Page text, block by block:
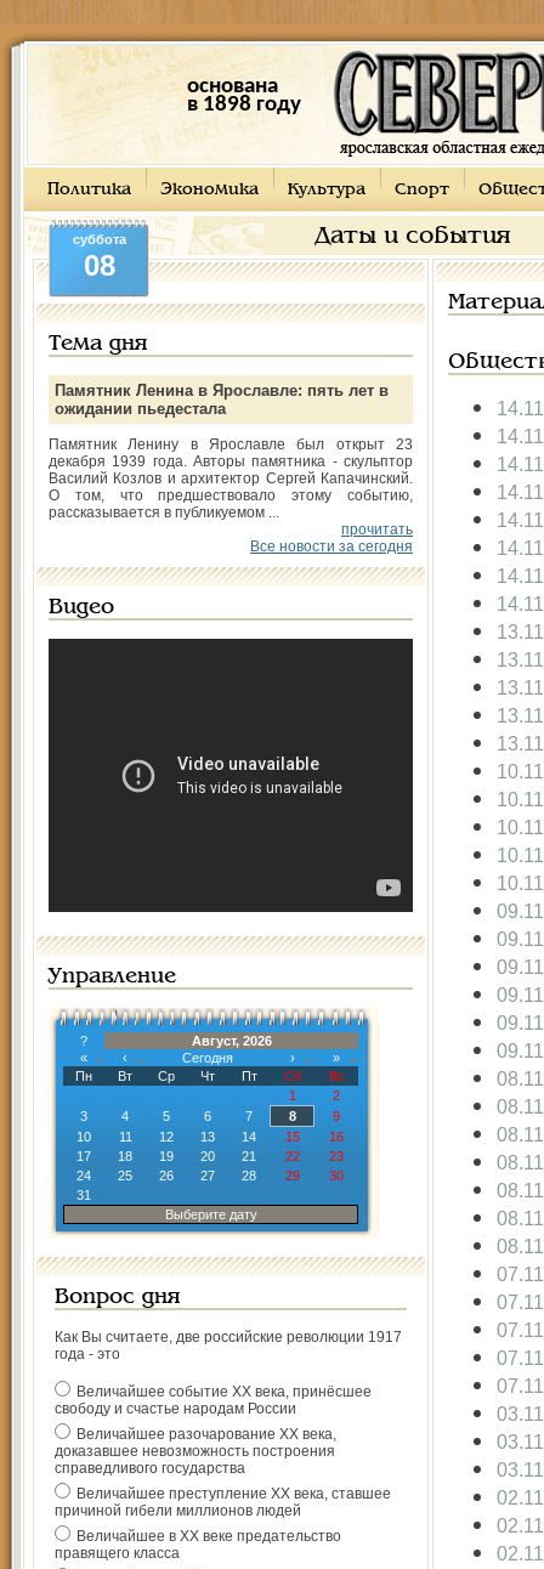
основана
в 1898 году
Политика Экономика Культура Спорт
Даты и события
суббота
08
Тема дня
Памятник Ленина в Ярославле: пять лет в
ожидании пьедестала
Памятник Ленину в Ярославле был открыт 23
декабря 1939 года. Авторы памятника - скульптор
Василий Козлов и архитектор Сергей Капачинский.
О том, что предшествовало этому событию,
рассказывается в публикуемом ...
прочитать
Все новости за сегодня
Видео
Управление
?
Август, 2026
«
‹ Сегодня ›
»
Пн
Вт Ср Чт Пт Сб
Вс
1
2
3
4 5 6 7 8
9
10
11 12 13 14 15
16
17
18 19 20 21 22
23
24
25 26 27 28 29
30
31
Выберите дату
Вопрос дня
Как Вы считаете, две российские революции 1917
года - это
Величайшее событие ХХ века, принёсшее
свободу и счастье народам России
Величайшее разочарование ХХ века,
доказавшее невозможность построения
справедливого государства
Величайшее преступление ХХ века, ставшее
причиной гибели миллионов людей
Величайшее в ХХ веке предательство
правящего класса